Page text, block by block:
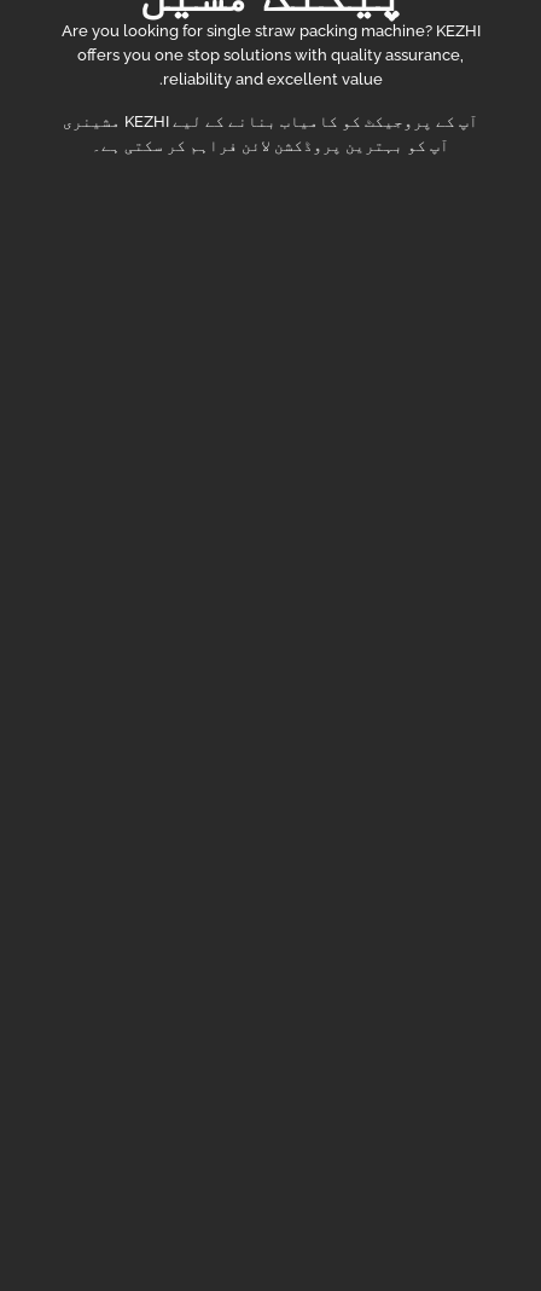
Are you looking for single straw packing machine? KEZHI
offers you one stop solutions with quality assurance,
reliability and excellent value.
آپ کے پروجیکٹ کو کامیاب بنانے کے لیے KEZHI مشینری
آپ کو بہترین پروڈکشن لائن فراہم کر سکتی ہے۔